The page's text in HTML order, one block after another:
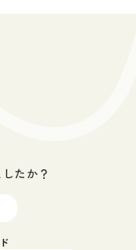
たか？